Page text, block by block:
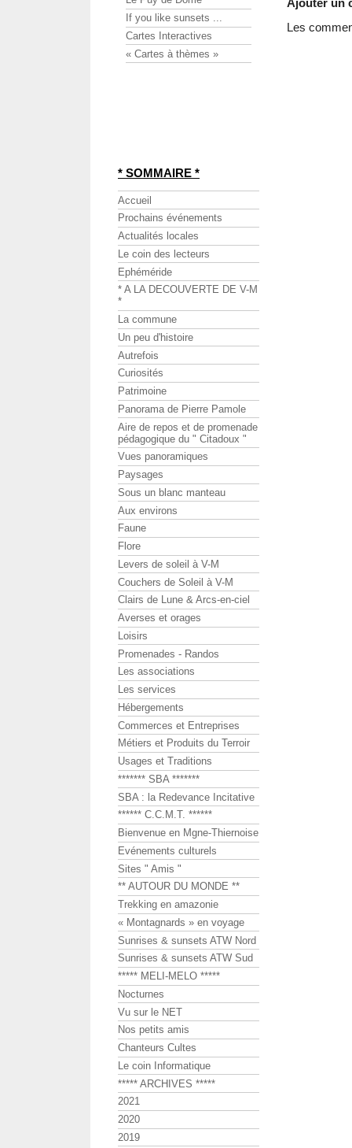
Ajouter un
Les
If you like sunsets ...
Cartes Interactives
« Cartes à thèmes »
* SOMMAIRE *
Accueil
Prochains événements
Actualités locales
Le coin des lecteurs
Ephéméride
* A LA DECOUVERTE DE V-M
*
La commune
Un peu d'histoire
Autrefois
Curiosités
Patrimoine
Panorama de Pierre Pamole
Aire de repos et de promenade
pédagogique du " Citadoux "
Vues panoramiques
Paysages
Sous un blanc manteau
Aux environs
Faune
Flore
Levers de soleil à V-M
Couchers de Soleil à V-M
Clairs de Lune & Arcs-en-ciel
Averses et orages
Loisirs
Promenades - Randos
Les associations
Les services
Hébergements
Commerces et Entreprises
Métiers et Produits du Terroir
Usages et Traditions
******* SBA *******
SBA : la Redevance Incitative
****** C.C.M.T. ******
Bienvenue en Mgne-Thiernoise
Evénements culturels
Sites " Amis "
** AUTOUR DU MONDE **
Trekking en amazonie
« Montagnards » en voyage
Sunrises & sunsets ATW Nord
Sunrises & sunsets ATW Sud
***** MELI-MELO *****
Nocturnes
Vu sur le NET
Nos petits amis
Chanteurs Cultes
Le coin Informatique
***** ARCHIVES *****
2021
2020
2019